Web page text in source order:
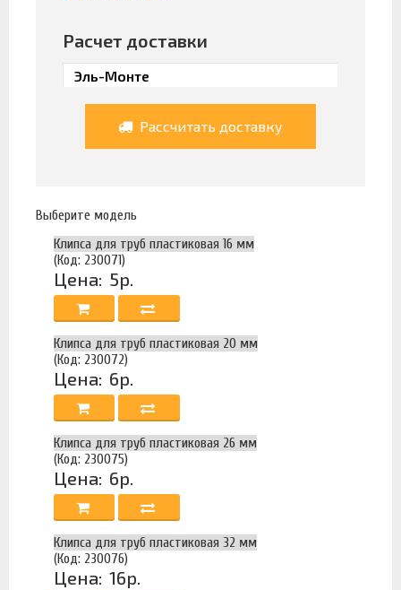
Расчет доставки
Рассчитать доставку
Выберите модель
Клипса для труб пластиковая 16 мм
(Код: 230071)
Цена: 5р.
Клипса для труб пластиковая 20 мм
(Код: 230072)
Цена: 6р.
Клипса для труб пластиковая 26 мм
(Код: 230075)
Цена: 6р.
Клипса для труб пластиковая 32 мм
(Код: 230076)
Цена: 16р.